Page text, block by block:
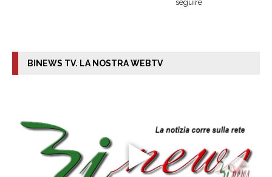
seguire
BINEWS TV. LA NOSTRA WEBTV